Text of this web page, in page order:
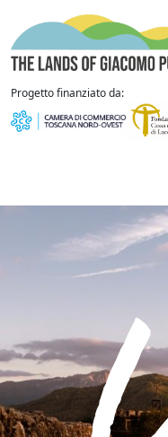
Skip to content
Progetto finanziato da: